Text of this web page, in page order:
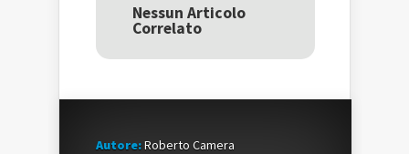
una
nuova
finestra)
nuova
finestra)
una
nuova
Nessun Articolo
Correlato
Autore:Roberto Camera